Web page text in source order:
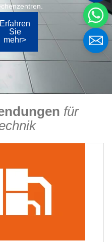
Erfahren
Sie
mehr>
für